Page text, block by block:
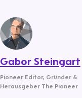
Gabor Steingart
Pioneer Editor, Gründer &
Herausgeber The Pioneer